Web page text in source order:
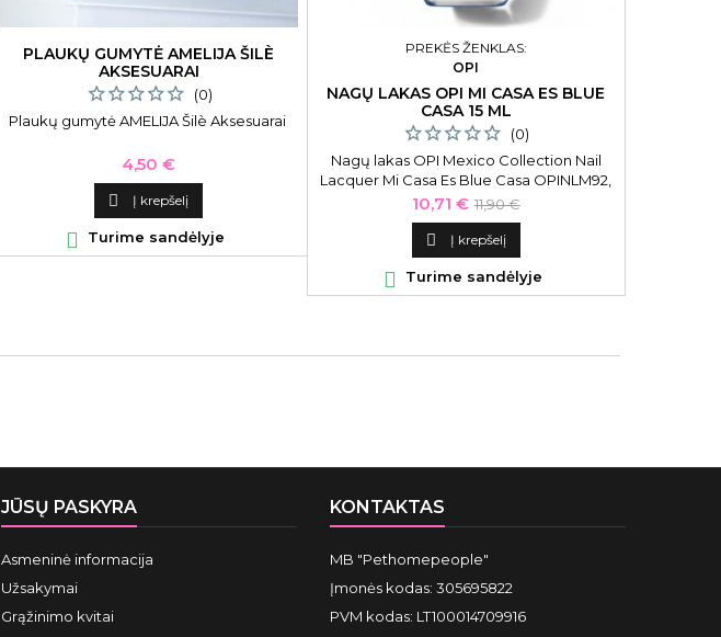
PLAUKŲ GUMYTĖ AMELIJA ŠILÈ
AKSESUARAI
(0)
Plaukų gumytė AMELIJA Šilè Aksesuarai
Kaina
4,50 €
 Į krepšelį
 Turime sandėlyje
PREKĖS ŽENKLAS:
OPI
NAGŲ LAKAS OPI MI CASA ES BLUE
CASA 15 ML
(0)
Nagų lakas OPI Mexico Collection Nail
Lacquer Mi Casa Es Blue Casa OPINLM92,
15 ml
Kaina
10,71 € Bazinė
kaina
11,90 €
 Į krepšelį
 Turime sandėlyje
JŪSŲ PASKYRA
Asmeninė informacija
Užsakymai
Grąžinimo kvitai
KONTAKTAS
MB "Pethomepeople"
Įmonės kodas: 305695822
PVM kodas: LT100014709916